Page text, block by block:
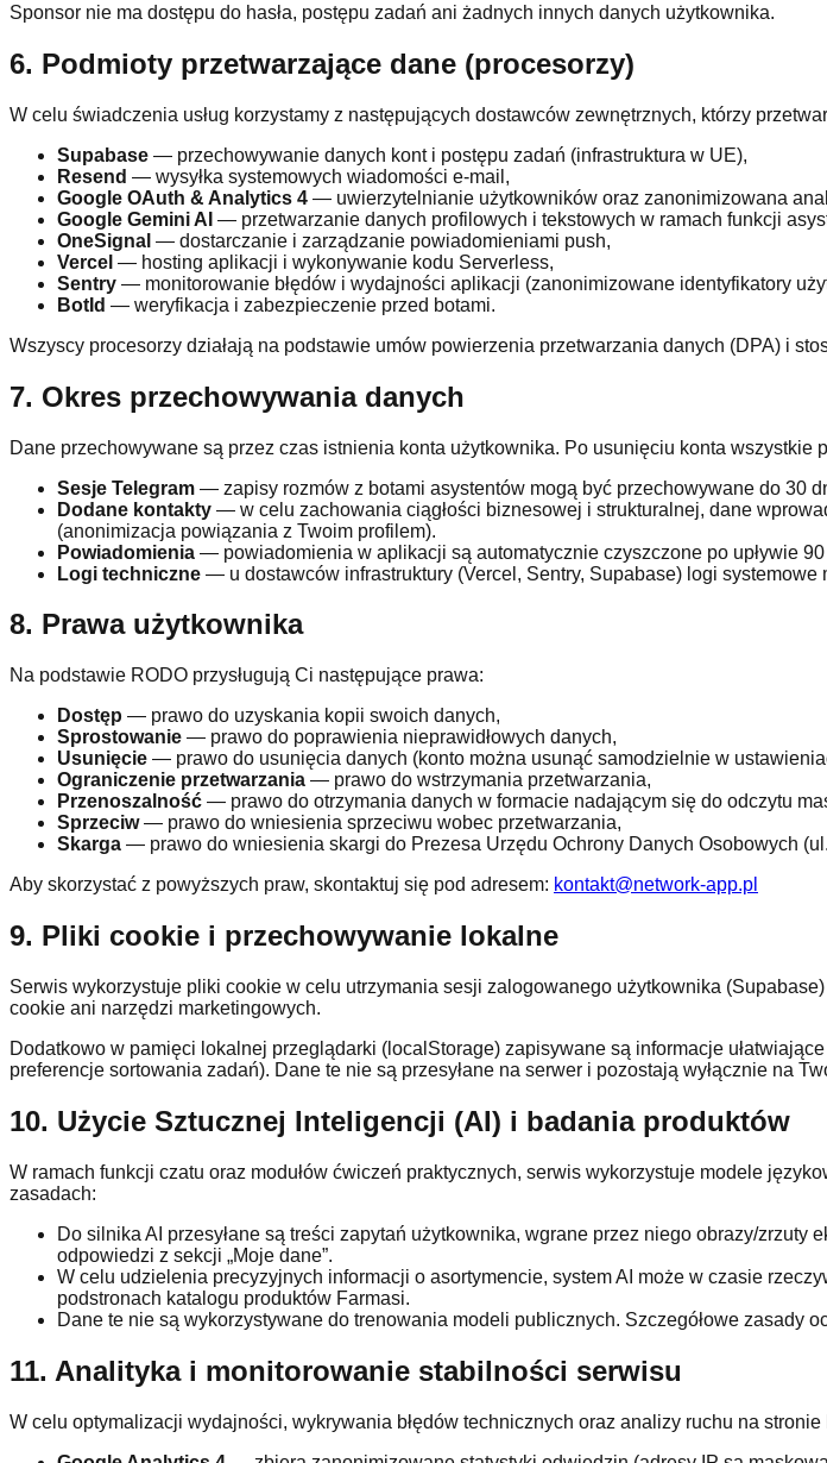
Sponsor nie ma dostępu do hasła, postępu zadań ani żadnych innych danych użytkownika.
6. Podmioty przetwarzające dane (procesorzy)
W celu świadczenia usług korzystamy z następujących dostawców zewnętrznych, którzy
Supabase — przechowywanie danych kont i postępu zadań (infrastruktura w UE),
Resend — wysyłka systemowych wiadomości e-mail,
Google OAuth & Analytics 4 — uwierzytelnianie użytkowników oraz zanonimizowana
Google Gemini AI — przetwarzanie danych profilowych i tekstowych w ramach funkcji
OneSignal — dostarczanie i zarządzanie powiadomieniami push,
Vercel — hosting aplikacji i wykonywanie kodu Serverless,
Sentry — monitorowanie błędów i wydajności aplikacji (zanonimizowane identyfikatory
BotId — weryfikacja i zabezpieczenie przed botami.
Wszyscy procesorzy działają na podstawie umów powierzenia przetwarzania danych (DPA) i
7. Okres przechowywania danych
Dane przechowywane są przez czas istnienia konta użytkownika. Po usunięciu konta
Sesje Telegram — zapisy rozmów z botami asystentów mogą być przechowywane do 30
Dodane kontakty — w celu zachowania ciągłości biznesowej i strukturalnej, dane
(anonimizacja powiązania z Twoim profilem).
Powiadomienia — powiadomienia w aplikacji są automatycznie czyszczone po upływie
Logi techniczne — u dostawców infrastruktury (Vercel, Sentry, Supabase) logi
8. Prawa użytkownika
Na podstawie RODO przysługują Ci następujące prawa:
Dostęp — prawo do uzyskania kopii swoich danych,
Sprostowanie — prawo do poprawienia nieprawidłowych danych,
Usunięcie — prawo do usunięcia danych (konto można usunąć samodzielnie w
Ograniczenie przetwarzania — prawo do wstrzymania przetwarzania,
Przenoszalność — prawo do otrzymania danych w formacie nadającym się do odczytu
Sprzeciw— prawo do wniesienia sprzeciwu wobec przetwarzania,
Skarga — prawo do wniesienia skargi do Prezesa Urzędu Ochrony Danych Osobowych
Aby skorzystać z powyższych praw, skontaktuj się pod adresem: kontakt@network-app.pl
9. Pliki cookie i przechowywanie lokalne
Serwis wykorzystuje pliki cookie w celu utrzymania sesji zalogowanego użytkownika
cookie ani narzędzi marketingowych.
Dodatkowo w pamięci lokalnej przeglądarki (localStorage) zapisywane są informacje
preferencje sortowania zadań). Dane te nie są przesyłane na serwer i pozostają wyłącznie na
10. Użycie Sztucznej Inteligencji (AI) i badania produktów
W ramach funkcji czatu oraz modułów ćwiczeń praktycznych, serwis wykorzystuje modele
zasadach:
Do silnika AI przesyłane są treści zapytań użytkownika, wgrane przez niego obrazy/
odpowiedzi z sekcji „Moje dane”.
W celu udzielenia precyzyjnych informacji o asortymencie, system AI może w czasie
podstronach katalogu produktów Farmasi.
Dane te nie są wykorzystywane do trenowania modeli publicznych. Szczegółowe zasady
11. Analityka i monitorowanie stabilności serwisu
W celu optymalizacji wydajności, wykrywania błędów technicznych oraz analizy ruchu na